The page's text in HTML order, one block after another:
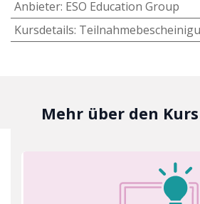
Anbieter: ESO Education Group
Kursdetails:
Mehr über den